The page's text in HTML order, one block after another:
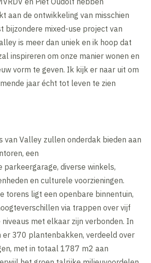
aan de ontwikkeling van misschien
bijzondere mixed-use project van
is meer dan uniek en ik hoop dat
inspireren om onze manier wonen en
vorm te geven. Ik kijk er naar uit om
jaar écht tot leven te zien
van Valley zullen onderdak bieden aan
een
parkeergarage, diverse winkels,
en culturele voorzieningen.
torens ligt een openbare binnentuin,
via trappen over vijf
met elkaar zijn verbonden. In
er 370 plantenbakken, verdeeld over
met in totaal 1787 m2 aan